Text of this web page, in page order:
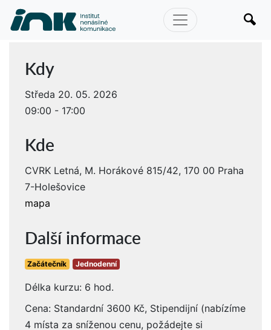
Kdy
Středa 20. 05. 2026
09:00 - 17:00
Kde
CVRK Letná, M. Horákové 815/42, 170 00 Praha
7-Holešovice
mapa
Další informace
Začátečník Jednodenní
Délka kurzu: 6 hod.
Cena: Standardní 3600 Kč, Stipendijní (nabízíme
4 místa za sníženou cenu, požádejte si